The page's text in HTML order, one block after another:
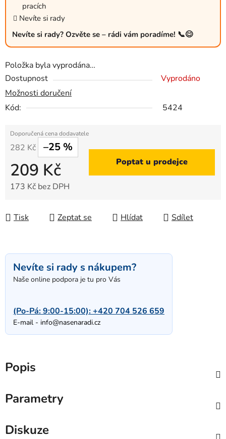
pracích
Nevíte si rady
Nevíte si rady? Ozvěte se – rádi vám poradíme! 📞😊
Položka byla vyprodána…
Dostupnost
Vyprodáno
Možnosti doručení
Kód:
5424
282 Kč –25 %
209 Kč
173 Kč bez DPH
Poptat u prodejce
Tisk Zeptat se Hlídat Sdílet
Nevíte si rady s nákupem?
Naše online podpora je tu pro Vás
(Po-Pá: 9:00-15:00):+420 704 526 659
E-mail - info@nasenaradi.cz
Popis
Parametry
Diskuze